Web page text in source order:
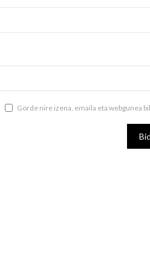
Gorde nire izena, emaila eta webgunea